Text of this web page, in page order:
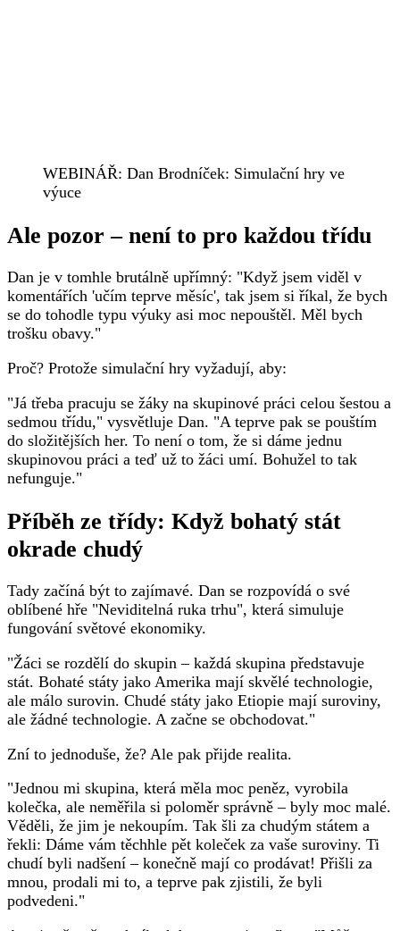
WEBINÁŘ: Dan Brodníček: Simulační hry ve
výuce
Ale pozor – není to pro každou třídu
Dan je v tomhle brutálně upřímný: "Když jsem viděl v
komentářích 'učím teprve měsíc', tak jsem si říkal, že bych
se do tohodle typu výuky asi moc nepouštěl. Měl bych
trošku obavy."
Proč? Protože simulační hry vyžadují, aby:
"Já třeba pracuju se žáky na skupinové práci celou šestou a
sedmou třídu," vysvětluje Dan. "A teprve pak se pouštím
do složitějších her. To není o tom, že si dáme jednu
skupinovou práci a teď už to žáci umí. Bohužel to tak
nefunguje."
Příběh ze třídy: Když bohatý stát
okrade chudý
Tady začíná být to zajímavé. Dan se rozpovídá o své
oblíbené hře "Neviditelná ruka trhu", která simuluje
fungování světové ekonomiky.
"Žáci se rozdělí do skupin – každá skupina představuje
stát. Bohaté státy jako Amerika mají skvělé technologie,
ale málo surovin. Chudé státy jako Etiopie mají suroviny,
ale žádné technologie. A začne se obchodovat."
Zní to jednoduše, že? Ale pak přijde realita.
"Jednou mi skupina, která měla moc peněz, vyrobila
kolečka, ale neměřila si poloměr správně – byly moc malé.
Věděli, že jim je nekoupím. Tak šli za chudým státem a
řekli: Dáme vám těchhle pět koleček za vaše suroviny. Ti
chudí byli nadšení – konečně mají co prodávat! Přišli za
mnou, prodali mi to, a teprve pak zjistili, že byli
podvedeni."